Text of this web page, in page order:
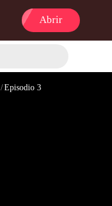
Abrir
/Episodio 3